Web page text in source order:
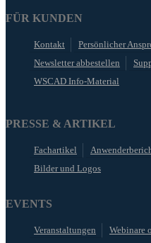
FÜR KUNDEN
Kontakt Persönlicher
Newsletter abbestellen
WSCAD Info-Material
PRESSE & ARTIKEL
Fachartikel
Bilder und Logos
EVENTS
Veranstaltungen Webinare